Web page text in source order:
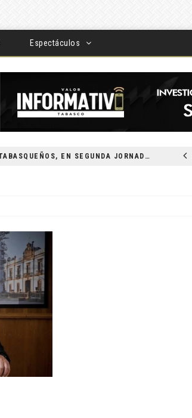
Espectáculos
DEVUELVEN VISIÓN A TABASQUEÑOS, EN SEGUNDA JORNADA DE CIRUGÍA DE CATARATAS 2026